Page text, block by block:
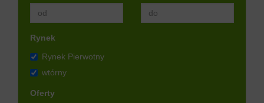
Rynek
Rynek Pierwotny
wtórny
Oferty